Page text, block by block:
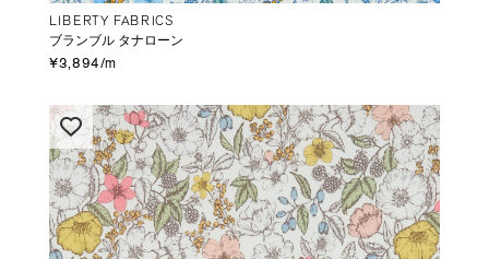
LIBERTY FABRICS
ブランブル タナローン
¥3,894/m